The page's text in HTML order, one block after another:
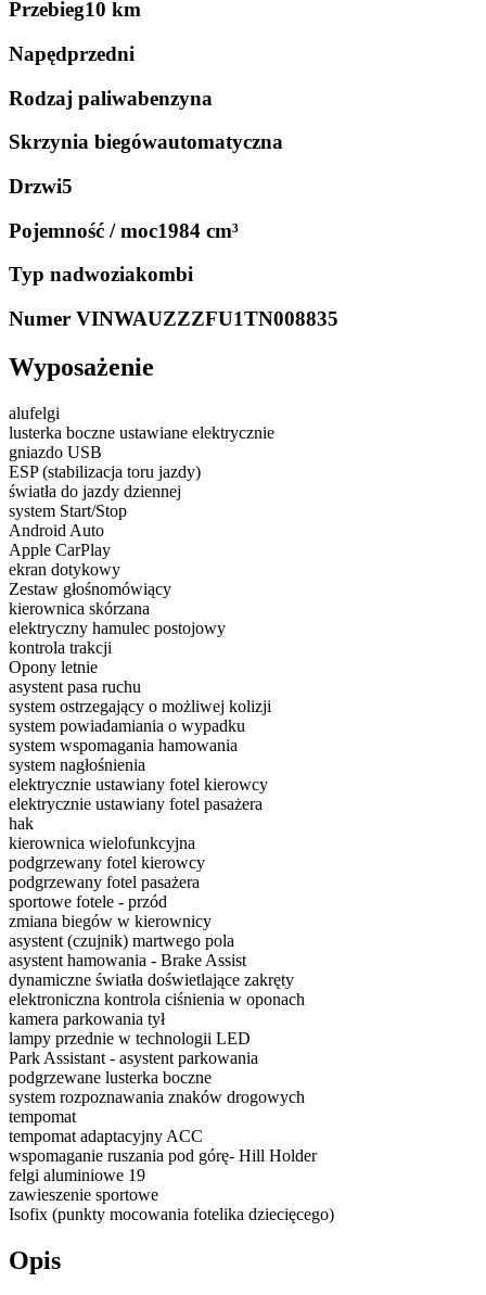
Przebieg10 km
Napędprzedni
Rodzaj paliwabenzyna
Skrzynia biegówautomatyczna
Drzwi5
Pojemność / moc1984 cm³
Typ nadwoziakombi
Numer VINWAUZZZFU1TN008835
Wyposażenie
alufelgi
lusterka boczne ustawiane elektrycznie
gniazdo USB
ESP (stabilizacja toru jazdy)
światła do jazdy dziennej
system Start/Stop
Android Auto
Apple CarPlay
ekran dotykowy
Zestaw głośnomówiący
kierownica skórzana
elektryczny hamulec postojowy
kontrola trakcji
Opony letnie
asystent pasa ruchu
system ostrzegający o możliwej kolizji
system powiadamiania o wypadku
system wspomagania hamowania
system nagłośnienia
elektrycznie ustawiany fotel kierowcy
elektrycznie ustawiany fotel pasażera
hak
kierownica wielofunkcyjna
podgrzewany fotel kierowcy
podgrzewany fotel pasażera
sportowe fotele - przód
zmiana biegów w kierownicy
asystent (czujnik) martwego pola
asystent hamowania - Brake Assist
dynamiczne światła doświetlające zakręty
elektroniczna kontrola ciśnienia w oponach
kamera parkowania tył
lampy przednie w technologii LED
Park Assistant - asystent parkowania
podgrzewane lusterka boczne
system rozpoznawania znaków drogowych
tempomat
tempomat adaptacyjny ACC
wspomaganie ruszania pod górę- Hill Holder
felgi aluminiowe 19
zawieszenie sportowe
Isofix (punkty mocowania fotelika dziecięcego)
Opis